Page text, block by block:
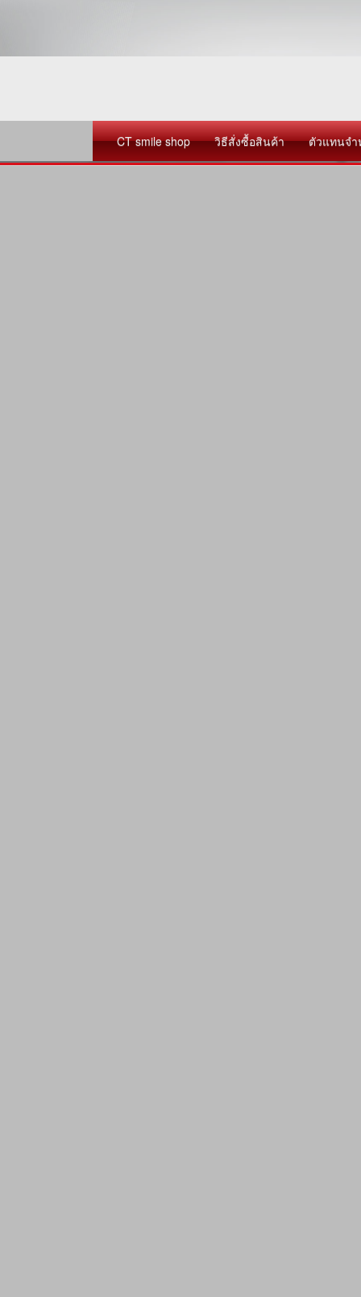
CT smile shop วิธีสั่งซื้อสินค้า ตัวแทนจ